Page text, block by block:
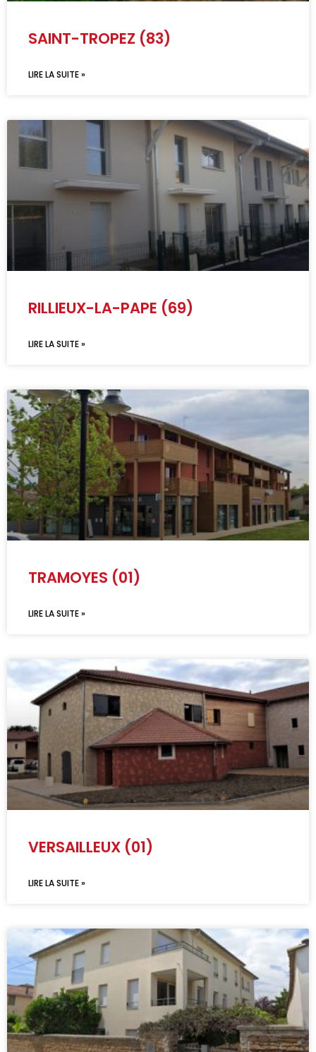
SAINT-TROPEZ (83)
LIRE LA SUITE »
RILLIEUX-LA-PAPE (69)
LIRE LA SUITE »
TRAMOYES (01)
LIRE LA SUITE »
VERSAILLEUX (01)
LIRE LA SUITE »